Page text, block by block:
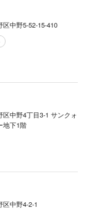
区中野5-52-15-410
区中野4丁目3-1 サンクォ
地下1階
中野4-2-1